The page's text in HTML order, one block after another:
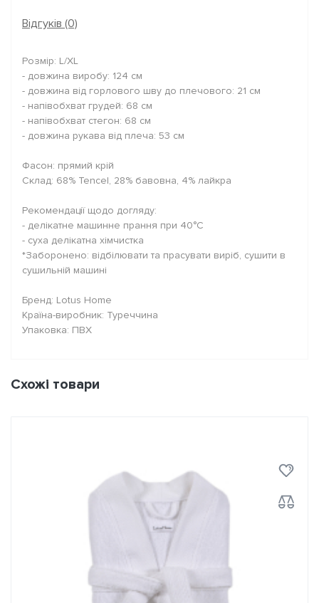
Відгуків (0)
Розмір: L/XL
- довжина виробу: 124 см
- довжина від горлового шву до плечового: 21 см
- напівобхват грудей: 68 см
- напівобхват стегон: 68 см
- довжина рукава від плеча: 53 см
Фасон: прямий крій
Склад: 68% Tencel, 28% бавовна, 4% лайкра
Рекомендації щодо догляду:
- делікатне машинне прання при 40°C
- суха делікатна хімчистка
*Заборонено: відбілювати та прасувати виріб, сушити в
сушильній машині
Бренд: Lotus Home
Країна-виробник: Туреччина
Упаковка: ПВХ
Схожі товари